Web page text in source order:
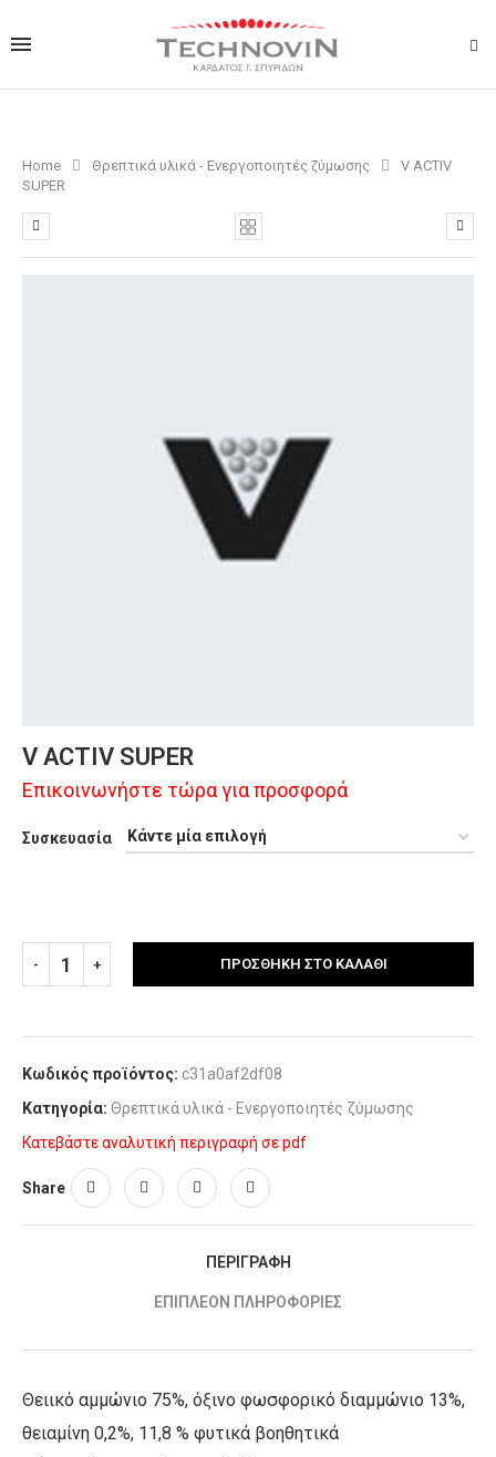
Home Θρεπτικά υλικά - Ενεργοποιητές ζύμωσης
V ACTIV
SUPER
V ACTIV SUPER
Επικοινωνήστε τώρα για προσφορά
Συσκευασία
ΠΡΟΣΘΉΚΗ ΣΤΟ ΚΑΛΆΘΙ
Κωδικός προϊόντος: c31a0af2df08
Κατηγορία: Θρεπτικά υλικά - Ενεργοποιητές ζύμωσης
Κατεβάστε αναλυτική περιγραφή σε pdf
Share
ΠΕΡΙΓΡΑΦΉ
ΕΠΙΠΛΈΟΝ ΠΛΗΡΟΦΟΡΊΕΣ
Θειικό αμμώνιο 75%, όξινο φωσφορικό διαμμώνιο 13%,
θειαμίνη 0,2%, 11,8 % φυτικά βοηθητικά